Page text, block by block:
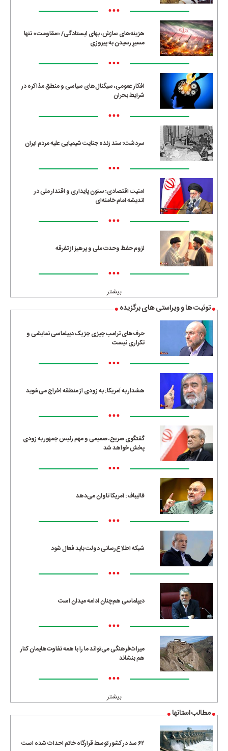
•••
هزینه‌های سازش، بهای ایستادگی/ «مقاومت» تنها
مسیرِ رسیدن به پیروزی
•••
افکار عمومی، سیگنال‌های سیاسی و منطق مذاکره در
شرایط بحران
•••
سردشت؛ سند زنده جنایت شیمیایی علیه مردم ایران
•••
امنیت اقتصادی؛ ستون پایداری و اقتدار ملی در
اندیشه امام خامنه‌ای
•••
لزوم حفظ وحدت ملی و پرهیز از تفرقه
•••
بیشتر
توئیت ها و ویراستی های برگزیده
حرف‌های ترامپ چیزی جز یک دیپلماسی نمایشی و
تکراری نیست
•••
هشدار به آمریکا: به زودی از منطقه اخراج می‌شوید
•••
گفتگوی صریح، صمیمی و مهم رئیس جمهور به زودی
پخش خواهد شد
•••
قالیباف: آمریکا تاوان می‌دهد
•••
شبکه اطلاع‌رسانی دولت باید فعال شود
•••
دیپلماسی هم‌چنان ادامه میدان است
•••
میراث‌فرهنگی می‌تواند ما را با همه تفاوت‌هایمان کنار
هم بنشاند
•••
بیشتر
مطالب استانها
۶۲ سد در کشور توسط قرارگاه خاتم احداث شده است